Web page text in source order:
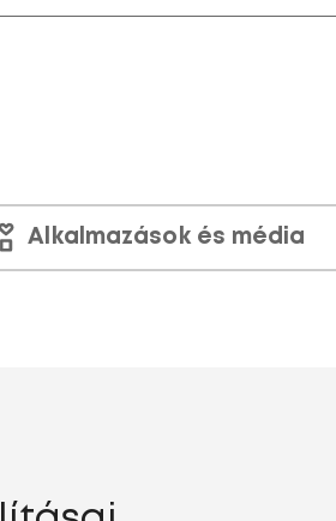
Alkalmazások és média